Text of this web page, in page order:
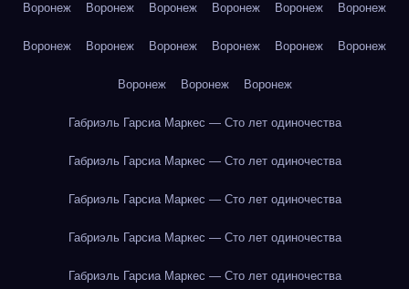
Воронеж Воронеж Воронеж Воронеж Воронеж Воронеж
Воронеж Воронеж Воронеж Воронеж Воронеж Воронеж
Воронеж Воронеж Воронеж
Габриэль Гарсиа Маркес — Сто лет одиночества
Габриэль Гарсиа Маркес — Сто лет одиночества
Габриэль Гарсиа Маркес — Сто лет одиночества
Габриэль Гарсиа Маркес — Сто лет одиночества
Габриэль Гарсиа Маркес — Сто лет одиночества